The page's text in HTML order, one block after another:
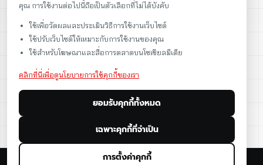
086-086-2000
sales@cst.co.th
คุณ การใช้งานต่อไปนี้ถือเป็นตัวเลือกที่ไม่ได้บังคับ
ใช้เพื่อวัดผลและประเมินวิธีการใช้งานเว็บไซต์
ใช้ปรับเว็บไซต์ให้เหมาะกับการใช้งานของคุณ
ใช้สำหรับโฆษณาและสื่อการตลาดบนโซเชียลมีเดีย
คลิกที่นี่เพื่อดูนโยบายการใช้คุกกี้ของเรา
ยอมรับคุกกี้ทั้งหมด
เฉพาะคุกกี้ที่จำเป็น
การตั้งค่าคุกกี้